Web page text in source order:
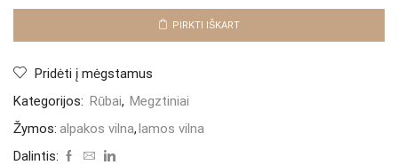
su
PIRKTI IŠKART
Pridėti į mėgstamus
Kategorijos: Rūbai, Megztiniai
Žymos: alpakos vilna,lamos vilna
Dalintis: